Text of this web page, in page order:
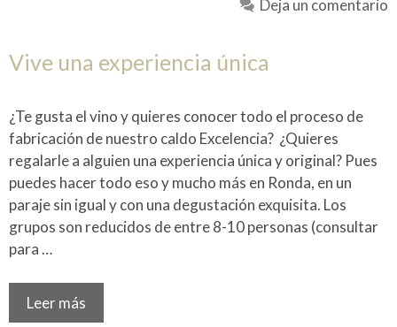
Deja un comentario
Vive una experiencia única
¿Te gusta el vino y quieres conocer todo el proceso de
fabricación de nuestro caldo Excelencia? ¿Quieres
regalarle a alguien una experiencia única y original? Pues
puedes hacer todo eso y mucho más en Ronda, en un
paraje sin igual y con una degustación exquisita. Los
grupos son reducidos de entre 8-10 personas (consultar
para …
Leer más